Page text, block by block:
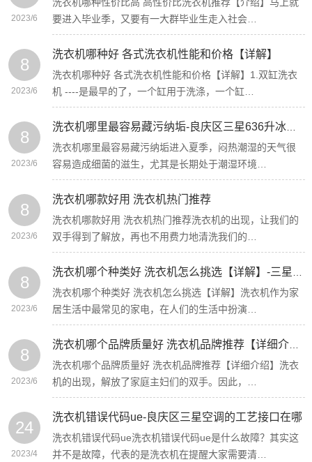
2023/6
要进入毕业季，又要有一大群毕业生走入社会…
8
2023/6
洗衣机哪种好 各式洗衣机性能和价格【详解】
洗衣机哪种好 各式洗衣机性能和价格【详解】1.双缸洗衣
机 ----是最早的了，一个缸用于洗涤，一个缸…
8
2023/6
洗衣机哪里最容易藏污纳垢进入夏季，闷热潮湿的天气很
容易造成细菌的滋生，尤其是长期处于潮湿环境…
8
2023/6
洗衣机哪款好用 洗衣机热门推荐
洗衣机哪款好用 洗衣机热门推荐洗衣机的出现，让我们的
双手得到了解放，再也不用费力地清洗我们的…
8
2023/6
洗衣机哪个种类好 洗衣机怎么挑选【详解】洗衣机作为家
居生活中最常见的家电，在人们的生活中扮演…
8
2023/6
洗衣机哪个品牌质量好 洗衣机品牌推荐【详细介绍】洗衣
机的出现，解放了家庭主妇们的双手。因此，…
24
2023/4
洗衣机错误代码ue-良庆区三星空调的工艺接口在哪
洗衣机错误代码ue洗衣机错误代码ue是什么故障？其实这
并不是故障，代表的是洗衣机在提醒大家需要清…